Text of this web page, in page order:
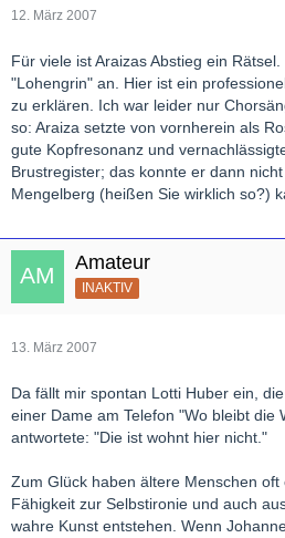
12. März 2007
Für viele ist Araizas Abstieg ein
"Lohengrin" an. Hier ist ein
zu erklären. Ich war leider nur
so: Araiza setzte von vornherein als
gute Kopfresonanz und
Brustregister; das konnte er dann
Mengelberg (heißen Sie wirklich so?)
Amateur
INAKTIV
13. März 2007
Da fällt mir spontan Lotti Huber ein,
einer Dame am Telefon "Wo bleibt die
antwortete: "Die ist wohnt hier nicht."
Zum Glück haben ältere Menschen
Fähigkeit zur Selbstironie und auch
wahre Kunst entstehen. Wenn